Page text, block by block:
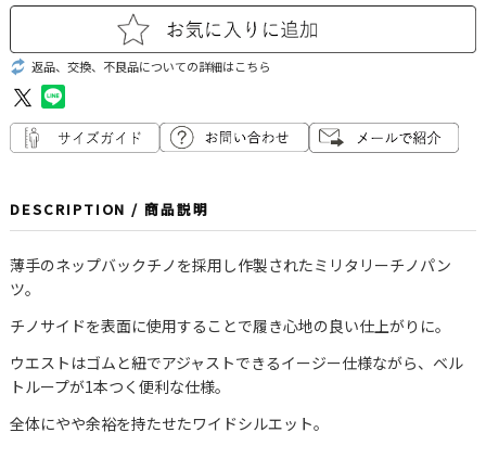
返品、交換、不良品についての詳細はこちら
DESCRIPTION / 商品説明
薄手のネップバックチノを採用し作製されたミリタリーチノパン
ツ。
チノサイドを表面に使用することで履き心地の良い仕上がりに。
ウエストはゴムと紐でアジャストできるイージー仕様ながら、ベル
トループが1本つく便利な仕様。
全体にやや余裕を持たせたワイドシルエット。